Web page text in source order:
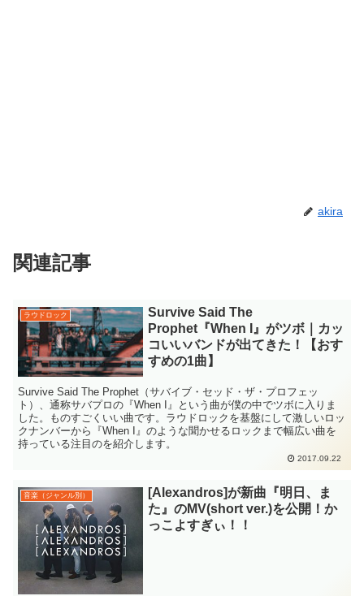
akira
関連記事
ラウドロック
Survive Said The
Prophet『When I』がツボ｜カッ
コいいバンドが出てきた！【おす
すめの1曲】
Survive Said The Prophet（サバイブ・セッド・ザ・プロフェッ
ト）、通称サバプロの『When I』という曲が僕の中でツボに入りま
した。ものすごくいい曲です。ラウドロックを基盤にして激しいロッ
クナンバーから『When I』のような聞かせるロックまで幅広い曲を
持っている注目のを紹介します。
2017.09.22
音楽（ジャンル別）
[Alexandros]が新曲『明日、ま
た』のMV(short ver.)を公開！か
っこよすぎぃ！！